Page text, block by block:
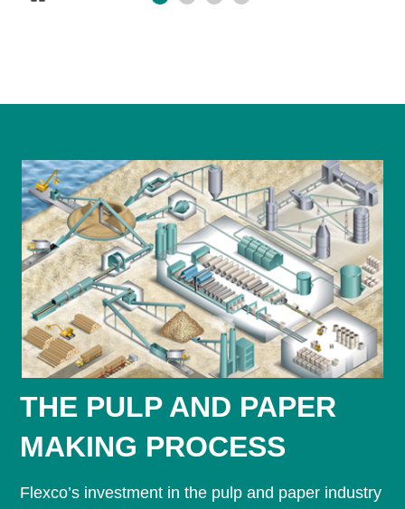
THE PULP AND PAPER
MAKING PROCESS
Flexco’s investment in the pulp and paper industry